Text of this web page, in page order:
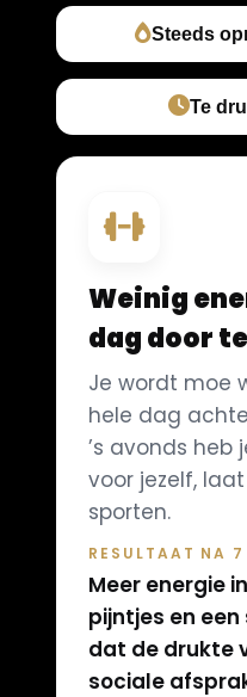
Steeds
Te
Weinig
dag door
Je wordt moe
hele dag
’s avonds heb
voor jezelf,
sporten.
RESULTAAT NA 7
Meer energie
pijntjes en
dat de drukte
sociale